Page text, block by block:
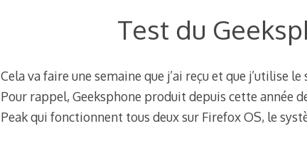
Test du
Cela va faire une semaine que j’ai reçu et que j’utilise
Pour rappel, Geeksphone produit depuis cette année
Peak qui fonctionnent tous deux sur Firefox OS, le